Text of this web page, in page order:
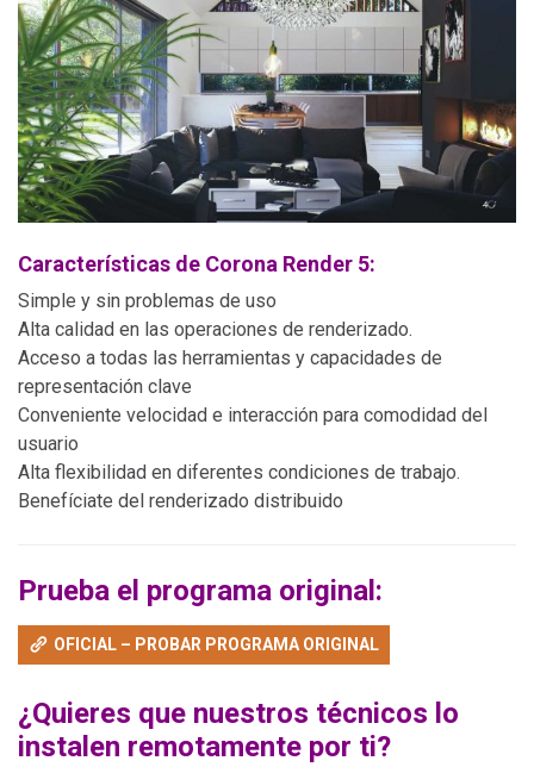
Características de Corona Render 5:
Simple y sin problemas de uso
Alta calidad en las operaciones de renderizado.
Acceso a todas las herramientas y capacidades de
representación clave
Conveniente velocidad e interacción para comodidad del
usuario
Alta flexibilidad en diferentes condiciones de trabajo.
Benefíciate del renderizado distribuido
Prueba el programa original:
OFICIAL – PROBAR PROGRAMA ORIGINAL
¿Quieres que nuestros técnicos lo
instalen remotamente por ti?